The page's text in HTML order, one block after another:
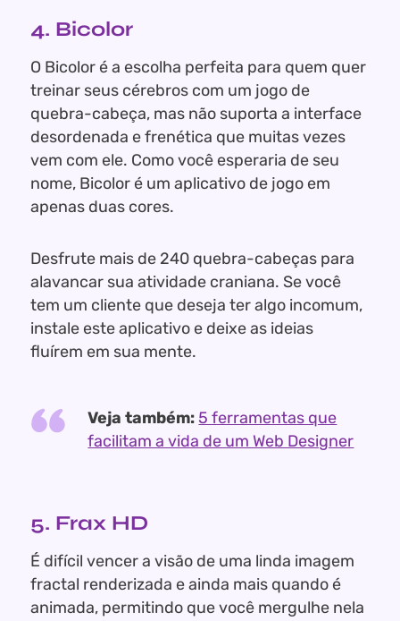
4. Bicolor
O Bicolor é a escolha perfeita para quem quer
treinar seus cérebros com um jogo de
quebra-cabeça, mas não suporta a interface
desordenada e frenética que muitas vezes
vem com ele. Como você esperaria de seu
nome, Bicolor é um aplicativo de jogo em
apenas duas cores.
Desfrute mais de 240 quebra-cabeças para
alavancar sua atividade craniana. Se você
tem um cliente que deseja ter algo incomum,
instale este aplicativo e deixe as ideias
fluírem em sua mente.
Veja também: 5 ferramentas que
facilitam a vida de um Web Designer
5. Frax HD
É difícil vencer a visão de uma linda imagem
fractal renderizada e ainda mais quando é
animada, permitindo que você mergulhe nela